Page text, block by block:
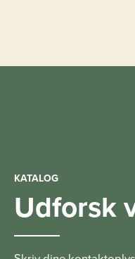
KATALOG
Udforsk